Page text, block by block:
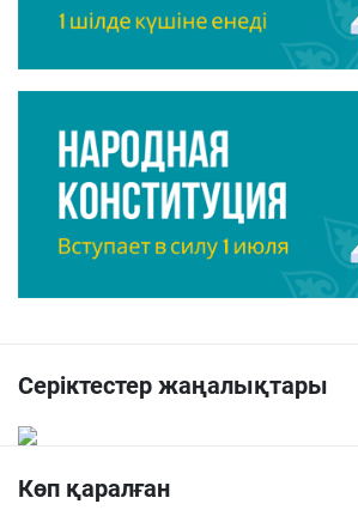
Серіктестер жаңалықтары
Көп қаралған